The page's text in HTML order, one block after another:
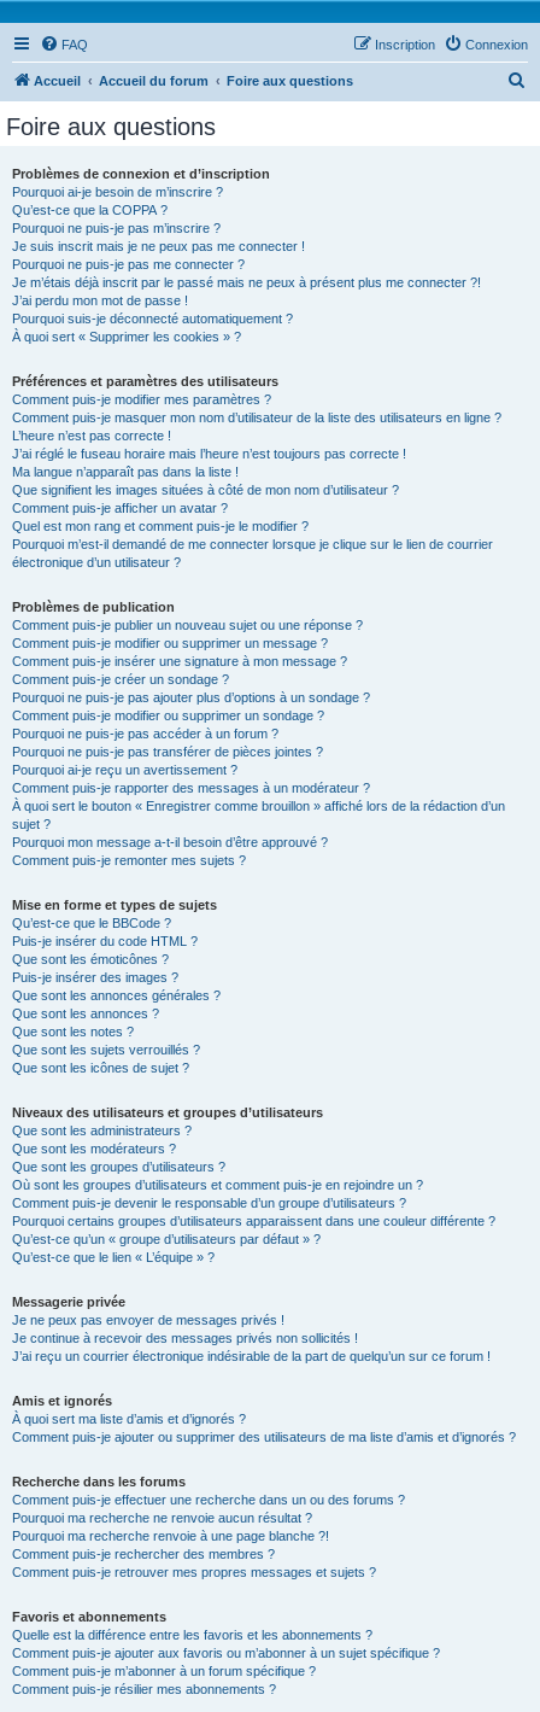
FAQ Connexion
Inscription
Accueil Accueil du forum Foire aux questions
Foire aux questions
Problèmes de connexion et d’inscription
Pourquoi ai-je besoin de m’inscrire ?
Qu’est-ce que la COPPA ?
Pourquoi ne puis-je pas m’inscrire ?
Je suis inscrit mais je ne peux pas me connecter !
Pourquoi ne puis-je pas me connecter ?
Je m’étais déjà inscrit par le passé mais ne peux à présent plus me connecter ?!
J’ai perdu mon mot de passe !
Pourquoi suis-je déconnecté automatiquement ?
À quoi sert « Supprimer les cookies » ?
Préférences et paramètres des utilisateurs
Comment puis-je modifier mes paramètres ?
Comment puis-je masquer mon nom d’utilisateur de la liste des utilisateurs en ligne ?
L’heure n’est pas correcte !
J’ai réglé le fuseau horaire mais l’heure n’est toujours pas correcte !
Ma langue n’apparaît pas dans la liste !
Que signifient les images situées à côté de mon nom d’utilisateur ?
Comment puis-je afficher un avatar ?
Quel est mon rang et comment puis-je le modifier ?
Pourquoi m’est-il demandé de me connecter lorsque je clique sur le lien de courrier
électronique d’un utilisateur ?
Problèmes de publication
Comment puis-je publier un nouveau sujet ou une réponse ?
Comment puis-je modifier ou supprimer un message ?
Comment puis-je insérer une signature à mon message ?
Comment puis-je créer un sondage ?
Pourquoi ne puis-je pas ajouter plus d’options à un sondage ?
Comment puis-je modifier ou supprimer un sondage ?
Pourquoi ne puis-je pas accéder à un forum ?
Pourquoi ne puis-je pas transférer de pièces jointes ?
Pourquoi ai-je reçu un avertissement ?
Comment puis-je rapporter des messages à un modérateur ?
À quoi sert le bouton « Enregistrer comme brouillon » affiché lors de la rédaction d’un
sujet ?
Pourquoi mon message a-t-il besoin d’être approuvé ?
Comment puis-je remonter mes sujets ?
Mise en forme et types de sujets
Qu’est-ce que le BBCode ?
Puis-je insérer du code HTML ?
Que sont les émoticônes ?
Puis-je insérer des images ?
Que sont les annonces générales ?
Que sont les annonces ?
Que sont les notes ?
Que sont les sujets verrouillés ?
Que sont les icônes de sujet ?
Niveaux des utilisateurs et groupes d’utilisateurs
Que sont les administrateurs ?
Que sont les modérateurs ?
Que sont les groupes d’utilisateurs ?
Où sont les groupes d’utilisateurs et comment puis-je en rejoindre un ?
Comment puis-je devenir le responsable d’un groupe d’utilisateurs ?
Pourquoi certains groupes d’utilisateurs apparaissent dans une couleur différente ?
Qu’est-ce qu’un « groupe d’utilisateurs par défaut » ?
Qu’est-ce que le lien « L’équipe » ?
Messagerie privée
Je ne peux pas envoyer de messages privés !
Je continue à recevoir des messages privés non sollicités !
J’ai reçu un courrier électronique indésirable de la part de quelqu’un sur ce forum !
Amis et ignorés
À quoi sert ma liste d’amis et d’ignorés ?
Comment puis-je ajouter ou supprimer des utilisateurs de ma liste d’amis et d’ignorés ?
Recherche dans les forums
Comment puis-je effectuer une recherche dans un ou des forums ?
Pourquoi ma recherche ne renvoie aucun résultat ?
Pourquoi ma recherche renvoie à une page blanche ?!
Comment puis-je rechercher des membres ?
Comment puis-je retrouver mes propres messages et sujets ?
Favoris et abonnements
Quelle est la différence entre les favoris et les abonnements ?
Comment puis-je ajouter aux favoris ou m’abonner à un sujet spécifique ?
Comment puis-je m’abonner à un forum spécifique ?
Comment puis-je résilier mes abonnements ?